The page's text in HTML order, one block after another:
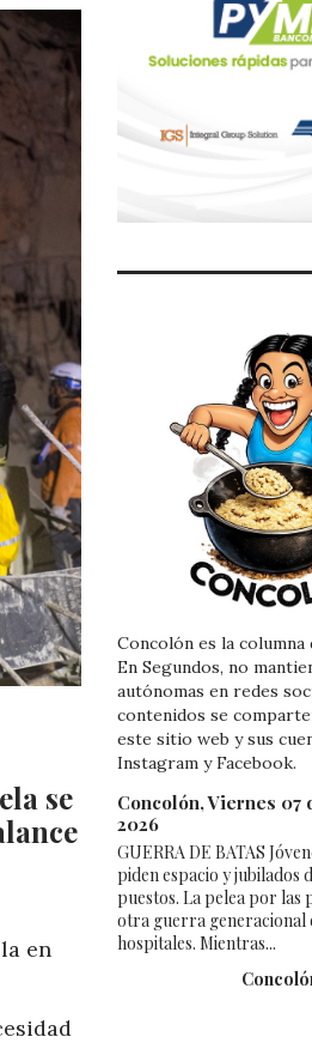
se
en
Concolón es la columna
En Segundos, no
autónomas en redes
contenidos se
este sitio web y sus
Instagram y Facebook.
Concolón, Viernes 07
2026
GUERRA DE BATAS
piden espacio y jubilados
puestos. La pelea por las
otra guerra generacional
hospitales. Mientras...